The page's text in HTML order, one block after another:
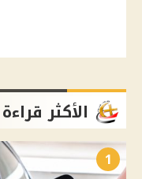
الأكثر قراءة
1